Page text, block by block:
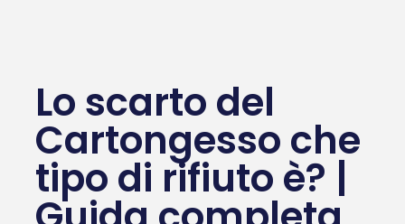
Lo scarto del
Cartongesso che
tipo di rifiuto è? |